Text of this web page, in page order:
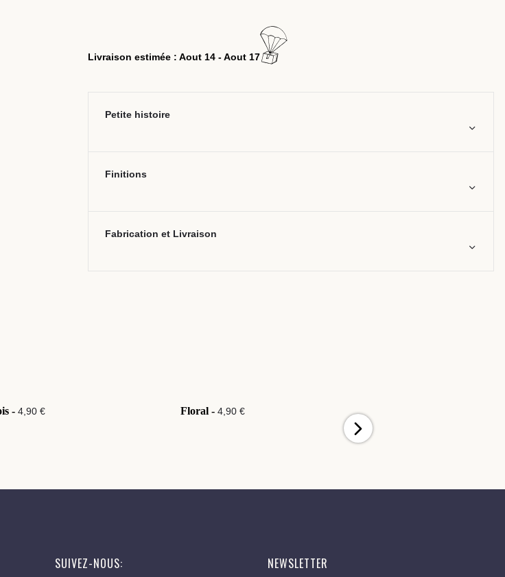
Livraison estimée : Aout 14 - Aout 17
Petite histoire
Finitions
Fabrication et Livraison
-4,90 € Floral - 4,90 €
SUIVEZ-NOUS: NEWSLETTER